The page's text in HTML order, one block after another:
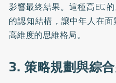
影響最終結果。這種高EQ
的認知結構，讓中年人在
高維度的思維格局。
3. 策略規劃與綜